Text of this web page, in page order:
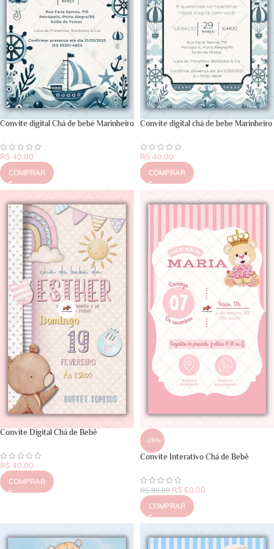
Convite digital Chá de bebé Marinheiro
R$ 40,00
COMPRAR
Convite digital chá de bebe Marinheiro
R$ 40,00
COMPRAR
Convite Digital Chá de Bebê
R$ 40,00
COMPRAR
-25%
Convite Interativo Chá de Bebê
R$80,00 R$ 60,00
COMPRAR